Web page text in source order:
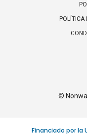
POLÍTICA
©
Financiado por la